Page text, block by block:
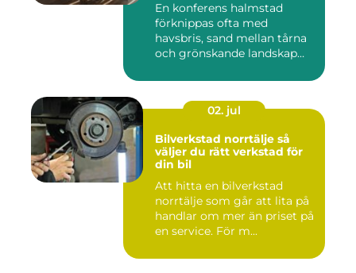
En konferens halmstad
förknippas ofta med
havsbris, sand mellan tårna
och grönskande landskap
02. jul
Bilverkstad norrtälje så
väljer du rätt verkstad för
din bil
Att hitta en bilverkstad
norrtälje som går att lita på
handlar om mer än priset på
en service. För m...